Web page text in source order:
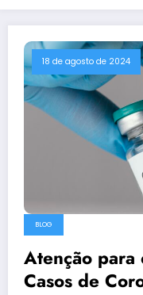
18 de agosto de 2024
BLOG
Atenção para
Casos de